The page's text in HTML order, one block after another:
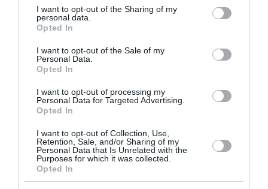
not limited to your visit or usage behaviour. You may click to
grant or deny consent to Google and its third-party tags to
use your data for below specified purposes in below Google
consent section.
I want to opt-out of the Sharing of my
personal data.
Opted In
I want to opt-out of the Sale of my
Personal Data.
Opted In
I want to opt-out of processing my
Personal Data for Targeted Advertising.
Opted In
I want to opt-out of Collection, Use,
Retention, Sale, and/or Sharing of my
Personal Data that Is Unrelated with the
Purposes for which it was collected.
Opted In
Κλαρκ – Τι έδειξε ο ιατροδικαστής
Γ. Μπουλέκος: «Εθνικό ζήτημα η δασοπυρόσβεση – Να
Φωτιά σε ακατοίκητο κτίριο στην Αθήνα: Δραματικός
Τελωνείο Ευζώνων: «Βούλιαξε» από Βαλκάνιους
ΟΛΕΣ ΟΙ ΕΙΔΗΣΕΙΣ →
διαβάστε ακόμη